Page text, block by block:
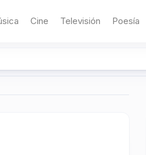
Cine Televisión Poesía